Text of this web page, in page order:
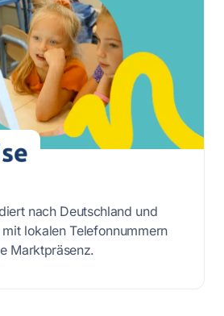
nach Deutschland und
lokalen Telefonnummern
Marktpräsenz.